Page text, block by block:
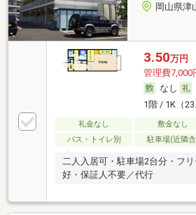
岡山県津
3.50万円
管理費7,000
なし
1階 / 1K（
礼金なし 敷金なし
バス・トイレ別
駐車場(近隣
二人入居可・駐車場2台分・フ
好・保証人不要／代行